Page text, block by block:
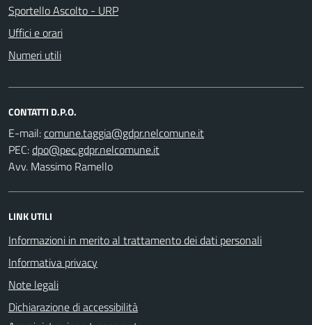
Sportello Ascolto - URP
Uffici e orari
Numeri utili
CONTATTI D.P.O.
E-mail:
PEC:
Avv. Massimo Ramello
LINK UTILI
Informazioni in merito al trattamento dei dati personali
Informativa privacy
Note legali
Dichiarazione di accessibilità